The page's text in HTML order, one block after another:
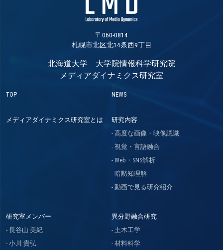
〒060-0814
札幌市北区北14条西9丁目
北海道大学 大学院情報科学研究院
メディアダイナミクス研究室
TOP NEWS
メディアダイナミクス研究室とは
研究内容
高度な画像・映像認識
視覚・言語融合
Web・SNS解析
暗黙知理解
動画で見る研究紹介
研究室メンバー
長谷山 美紀
小川 貴弘
異分野融合研究
土木工学
材料科学